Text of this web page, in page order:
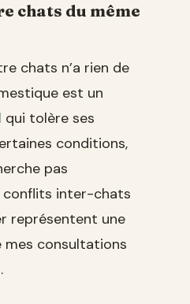
chats du même
chats n’a rien de
est un
qui tolère ses
conditions,
pas
conflits inter-chats
représentent une
consultations